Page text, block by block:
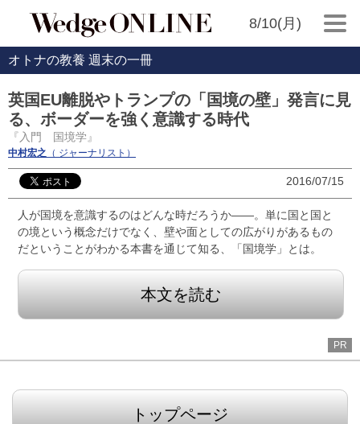
8/10(月)
オトナの教養 週末の一冊
英国EU離脱やトランプの「国境の壁」発言に見
る、ボーダーを強く意識する時代
『入門 国境学』
中村宏之 （ ジャーナリスト）
2016/07/15
人が国境を意識するのはどんな時だろうか――。単に国と国と
の境という概念だけでなく、壁や面としての広がりがあるもの
だということがわかる本書を通じて知る、「国境学」とは。
本文を読む
PR
トップページ